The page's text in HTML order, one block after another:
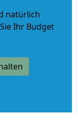
natürlich
Ihr Budget